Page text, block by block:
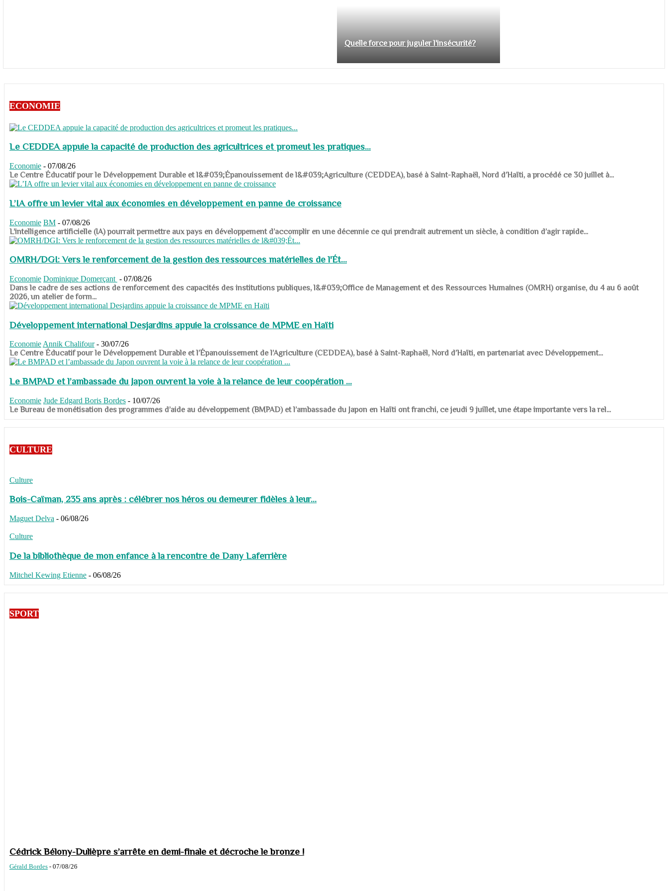
Quelle force pour juguler l'insécurité?
ECONOMIE
Le CEDDEA appuie la capacité de production des agricultrices et promeut les pratiques...
Economie - 07/08/26
​​​​​​​Le Centre Éducatif pour le Développement Durable et l&#039;Épanouissement de l&#039;Agriculture (CEDDEA), basé à Saint-Raphaël, Nord d’Haïti, a procédé ce 30 juillet à...
L’IA offre un levier vital aux économies en développement en panne de croissance
Economie BM - 07/08/26
​​​​​​​L’intelligence artificielle (IA) pourrait permettre aux pays en développement d’accomplir en une décennie ce qui prendrait autrement un siècle, à condition d’agir rapide...
OMRH/DGI: Vers le renforcement de la gestion des ressources matérielles de l'Ét...
Economie Dominique Domerçant - 07/08/26
Dans le cadre de ses actions de renforcement des capacités des institutions publiques, l&#039;Office de Management et des Ressources Humaines (OMRH) organise, du 4 au 6 août
2026, un atelier de form...
Développement international Desjardins appuie la croissance de MPME en Haïti
Economie Annik Chalifour - 30/07/26
​​​​​​​Le Centre Éducatif pour le Développement Durable et l’Épanouissement de l’Agriculture (CEDDEA), basé à Saint-Raphaël, Nord d’Haïti, en partenariat avec Développement...
Le BMPAD et l’ambassade du Japon ouvrent la voie à la relance de leur coopération ...
Economie Jude Edgard Boris Bordes - 10/07/26
​​​​​​​Le Bureau de monétisation des programmes d’aide au développement (BMPAD) et l’ambassade du Japon en Haïti ont franchi, ce jeudi 9 juillet, une étape importante vers la rel...
CULTURE
Culture
Bois-Caïman, 235 ans après : célébrer nos héros ou demeurer fidèles à leur...
Maguet Delva - 06/08/26
Culture
De la bibliothèque de mon enfance à la rencontre de Dany Laferrière
Mitchel Kewing Etienne - 06/08/26
SPORT
Cédrick Bélony-Dulièpre s’arrête en demi-finale et décroche le bronze !
Gérald Bordes - 07/08/26